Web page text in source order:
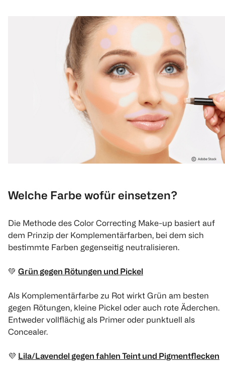
Welche Farbe wofür einsetzen?
Die Methode des Color Correcting Make-up basiert auf
dem Prinzip der Komplementärfarben, bei dem sich
bestimmte Farben gegenseitig neutralisieren.
💚 Grün gegen Rötungen und Pickel
Als Komplementärfarbe zu Rot wirkt Grün am besten
gegen Rötungen, kleine Pickel oder auch rote Äderchen.
Entweder vollflächig als Primer oder punktuell als
Concealer.
💜 Lila/Lavendel gegen fahlen Teint und Pigmentflecken